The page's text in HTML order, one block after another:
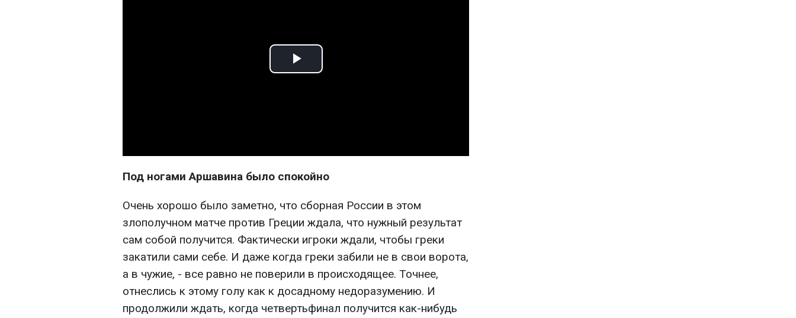
Play
Под ногами Аршавина было спокойно
Очень хорошо было заметно, что сборная России в этом
злополучном матче против Греции ждала, что нужный результат
сам собой получится. Фактически игроки ждали, чтобы греки
закатили сами себе. И даже когда греки забили не в свои ворота,
а в чужие, - все равно не поверили в происходящее. Точнее,
отнеслись к этому голу как к досадному недоразумению. И
продолжили ждать, когда четвертьфинал получится как-нибудь